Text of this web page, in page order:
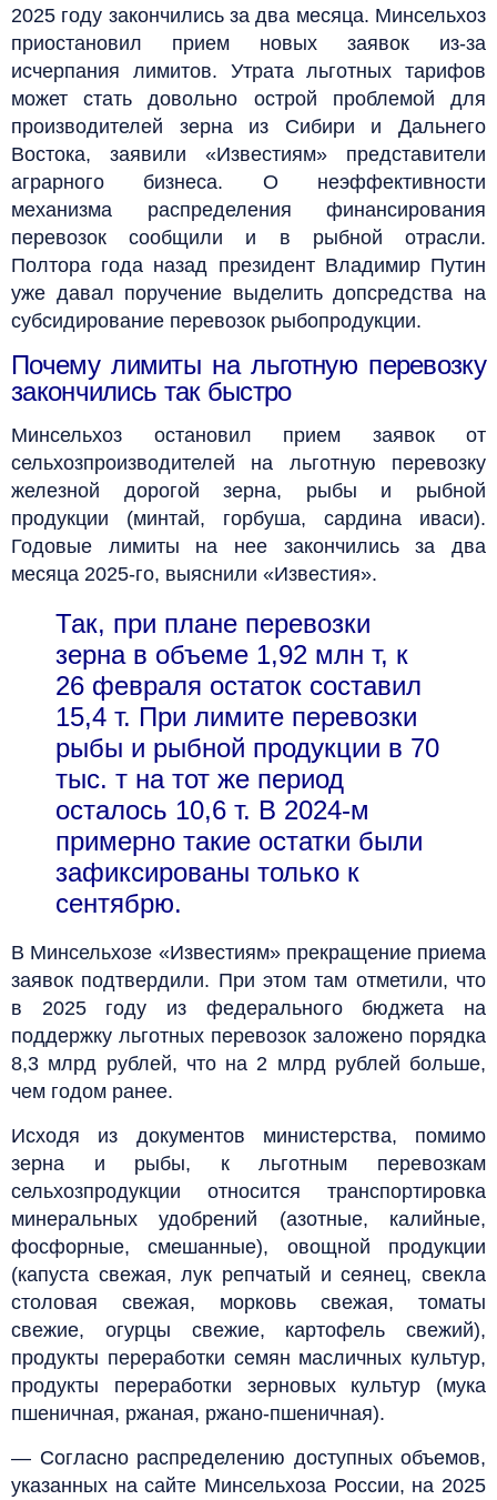
2025 году закончились за два месяца. Минсельхоз
приостановил прием новых заявок из-за
исчерпания лимитов. Утрата льготных тарифов
может стать довольно острой проблемой для
производителей зерна из Сибири и Дальнего
Востока, заявили «Известиям» представители
аграрного бизнеса. О неэффективности
механизма распределения финансирования
перевозок сообщили и в рыбной отрасли.
Полтора года назад президент Владимир Путин
уже давал поручение выделить допсредства на
субсидирование перевозок рыбопродукции.
Почему лимиты на льготную перевозку
закончились так быстро
Минсельхоз остановил прием заявок от
сельхозпроизводителей на льготную перевозку
железной дорогой зерна, рыбы и рыбной
продукции (минтай, горбуша, сардина иваси).
Годовые лимиты на нее закончились за два
месяца 2025-го, выяснили «Известия».
Так, при плане перевозки
зерна в объеме 1,92 млн т, к
26 февраля остаток составил
15,4 т. При лимите перевозки
рыбы и рыбной продукции в 70
тыс. т на тот же период
осталось 10,6 т. В 2024-м
примерно такие остатки были
зафиксированы только к
сентябрю.
В Минсельхозе «Известиям» прекращение приема
заявок подтвердили. При этом там отметили, что
в 2025 году из федерального бюджета на
поддержку льготных перевозок заложено порядка
8,3 млрд рублей, что на 2 млрд рублей больше,
чем годом ранее.
Исходя из документов министерства, помимо
зерна и рыбы, к льготным перевозкам
сельхозпродукции относится транспортировка
минеральных удобрений (азотные, калийные,
фосфорные, смешанные), овощной продукции
(капуста свежая, лук репчатый и сеянец, свекла
столовая свежая, морковь свежая, томаты
свежие, огурцы свежие, картофель свежий),
продукты переработки семян масличных культур,
продукты переработки зерновых культур (мука
пшеничная, ржаная, ржано-пшеничная).
— Согласно распределению доступных объемов,
указанных на сайте Минсельхоза России, на 2025